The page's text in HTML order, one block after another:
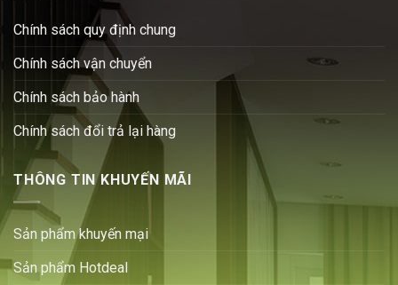
Chính sách quy định chung
Chính sách vận chuyển
Chính sách bảo hành
Chính sách đổi trả lại hàng
THÔNG TIN KHUYẾN MÃI
Sản phẩm khuyến mại
Sản phẩm Hotdeal